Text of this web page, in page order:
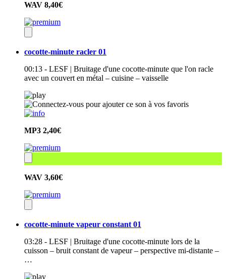
WAV 8,40€
cocotte-minute racler 01
00:13 - LESF | Bruitage d'une cocotte-minute que l'on racle
avec un couvert en métal – cuisine – vaisselle
MP3 2,40€
WAV 3,60€
cocotte-minute vapeur constant 01
03:28 - LESF | Bruitage d'une cocotte-minute lors de la
cuisson – bruit constant de vapeur – perspective mi-distante –
…